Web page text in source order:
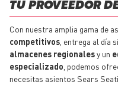
TU PROVEEDOR
Con nuestra amplia gama de
competitivos , entrega al día
almacenes regionalesy un
especializado , podemos
necesitas asientos Sears